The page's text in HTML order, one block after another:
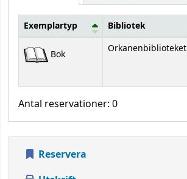
Bestånd
Exemplartyp Bibliotek
Bok Orkanenbiblioteket
Antal reservationer: 0
Reservera